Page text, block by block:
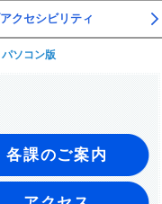
クセシビリティ
パソコン版
各課のご案内